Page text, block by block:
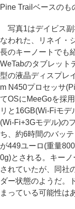
Pine Trailベースのも
写真1はデイビス副
なわれた、リネイ・
長のキーノートでも
WeTabのタブレット
型の液晶ディスプレ
m N450プロセッサ
てOSにMeeGoを採
リと16GB(Wi-Fiモデ
(Wi-Fi+3Gモデル)の
ち、約6時間のバッ
が449ユーロ(重量
0g)とされる。キー
されていたが、同社
ダー状態のようだ。
まっている可能性は